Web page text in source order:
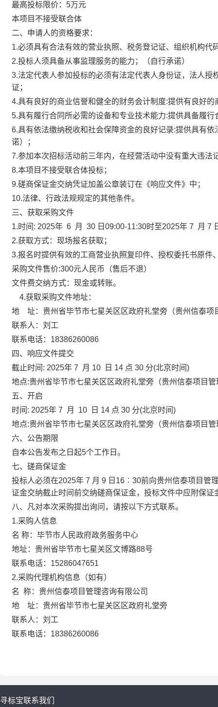
最高投标限价： 5万元
本项目不接受联合体
二、申请人的资格要求：
1.必须具有合法有效的营业执照、税务登记证、组织机构代
2.投标人须具备从事监理服务的能力；（自行承诺）
3.法定代表人参加投标的必须有法定代表人身份证，法人
证；
4.具有良好的商业信誉和健全的财务会计制度:提供有良好的
5.具有履行合同所必需的设备和专业技术能力:提供具备履
6.具有依法缴纳税收和社会保障资金的良好记录:提供具有
诺）
；
7.参加本次招标活动前三年内，在经营活动中没有重大违法
8.本项目不接受联合体投标；
9.磋商保证金交纳凭证加盖公章装订在《响应文件》中；
10.法律、行政法规规定的其他条件。
三、获取采购文件
1.时间: 2025年 6 月 30 日 09:00-11:30时至2025年 7 月 7
2.获取方式：现场报名获取；
3.报名时提供有效的工商营业执照复印件、授权委托书原
采购文件售价:300元人民币（售后不退）
文件费交纳方式：现金或转账。
4.获取采购文件地址：
地 址：贵州省毕节市七星关区 区政府礼堂旁 （贵州信泰项
联系人： 刘 工
联系电话： 18386260086
四、响应文件提交
截止时间 : 2025年 7 月 10 日 14 点 30 分(北京时间)
地点:贵州省毕节市七星关区 区政府礼堂旁 （贵州信泰项目
五、开启
时间 : 2025年 7 月 10 日 14 点 30 分(北京时间)
地点:贵州省毕节市七星关区 区政府礼堂旁 （贵州信泰项目管
六、公告期限
自本公告发布之日起5个工作日。
七、磋商保证金
投标人必须在2025年 7 月 9 日 16 ︰ 30前向贵州信泰项目管
证金交纳截止时间前交纳磋商保证金，投标文件中应附保证
八、凡对本次采购提出询问，请按以下方式联系。
1.采购人信息
名 称： 毕节市人民政府政务服务中心
地址：贵州省毕节市七星关区文博路88号
联系电话： 15286047651
2.采购代理机构信息（如有）
名 称：贵州信泰项目管理咨询有限公司
地 址： 贵州省毕节市七星关区 区政府礼堂旁
联系人： 刘工
联系电话： 18386260086
寻标宝联系我们